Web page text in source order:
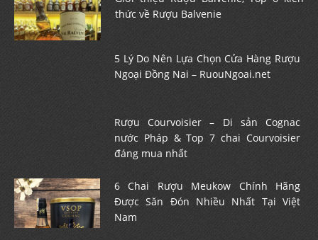
thức về Rượu Balvenie
5 Lý Do Nên Lựa Chọn Cửa Hàng Rượu
Ngoại Đồng Nai – RuouNgoai.net
Rượu Courvoisier – Di sản Cognac
nước Pháp & Top 7 chai Courvoisier
đáng mua nhất
6 Chai Rượu Meukow Chính Hãng
Được Săn Đón Nhiều Nhất Tại Việt
Nam